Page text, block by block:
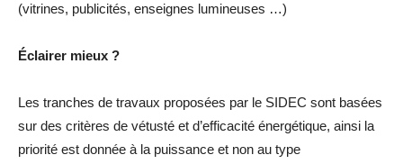
(vitrines, publicités, enseignes lumineuses …)
Éclairer mieux ?
Les tranches de travaux proposées par le SIDEC sont basées
sur des critères de vétusté et d’efficacité énergétique, ainsi la
priorité est donnée à la puissance et non au type